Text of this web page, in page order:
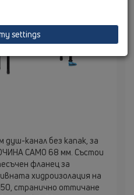
душ-канал без капак, за
САМО 68 мм. Състои
фланец за
хидроизолация на
странично оттичане
settings